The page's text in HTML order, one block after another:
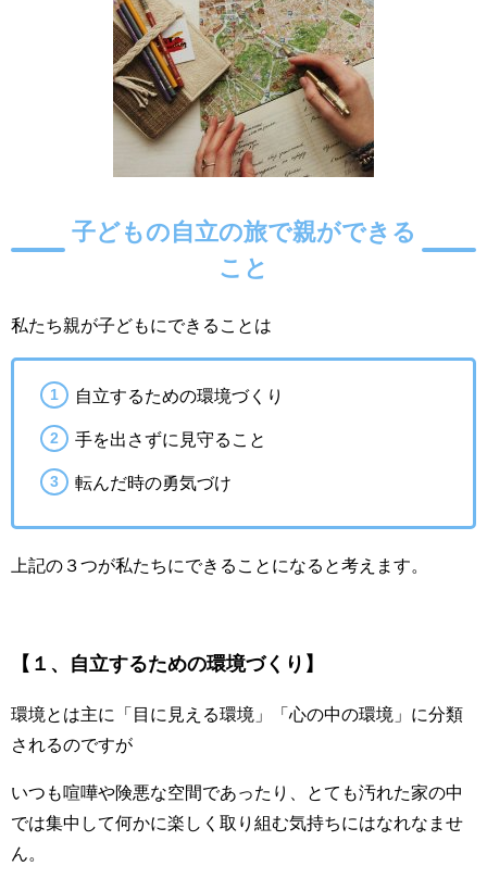
子どもの自立の旅で親ができる
こと
私たち親が子どもにできることは
自立するための環境づくり
手を出さずに見守ること
転んだ時の勇気づけ
上記の３つが私たちにできることになると考えます。
【１、自立するための環境づくり】
環境とは主に「目に見える環境」「心の中の環境」に分類
されるのですが
いつも喧嘩や険悪な空間であったり、とても汚れた家の中
では集中して何かに楽しく取り組む気持ちにはなれなませ
ん。